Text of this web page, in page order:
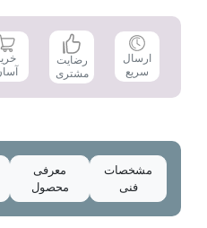
ارسال
سریع
رضایت
مشتری
خرید
آسان
مشخصات
فنی
معرفی
محصول